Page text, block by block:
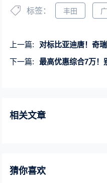
标签： 丰田
上一篇:
对标比亚迪唐！奇瑞风云
下一篇:
最高优惠综合7万！别克推
相关文章
猜你喜欢